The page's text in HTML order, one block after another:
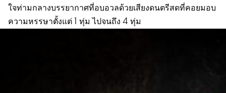
ใจท่ามกลางบรรยากาศที่อบอวลด้วยเสียงดนตรีสดที่คอยมอบ
ความหรรษาตั้งแต่ 1 ทุ่ม ไปจนถึง 4 ทุ่ม